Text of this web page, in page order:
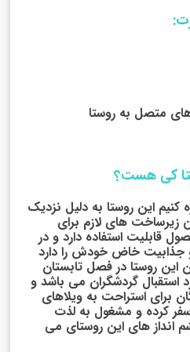
متصل به روستا
کی هست؟
کنیم این روستا به دلیل نزدیک
زیرساخت های لازم برای
قابلیت استفاده دارد و در
خاض خودش را دارد
این روستا در فصل تابستان
گردشگران می باشد و
برای استراحت به ویلاهای
کرده و مشغول به لذت
انداز های این روستای می